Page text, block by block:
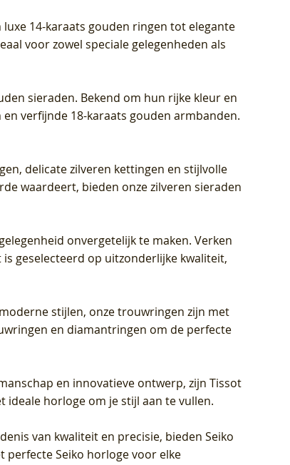
14-karaats gouden ringen tot elegante
voor zowel speciale gelegenheden als
sieraden. Bekend om hun rijke kleur en
verfijnde 18-karaats gouden armbanden.
delicate zilveren kettingen en stijlvolle
waardeert, bieden onze zilveren sieraden
onvergetelijk te maken. Verken
geselecteerd op uitzonderlijke kwaliteit,
stijlen, onze trouwringen zijn met
en diamantringen om de perfecte
en innovatieve ontwerp, zijn Tissot
ideale horloge om je stijl aan te vullen.
van kwaliteit en precisie, bieden Seiko
perfecte Seiko horloge voor elke